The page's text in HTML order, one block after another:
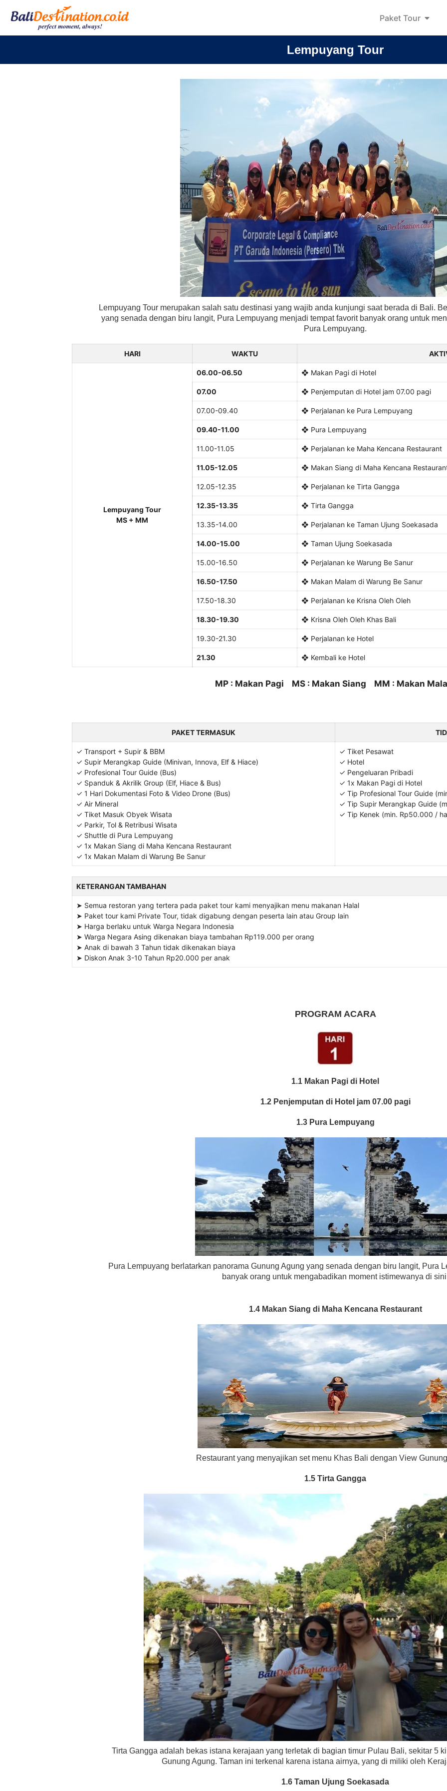
Paket Tour
Lempuyang Tour
Lempuyang Tour merupakan salah satu destinasi yang wajib anda kunjungi saat berada di Bali.
yang senada dengan biru langit, Pura Lempuyang menjadi tempat favorit banyak orang untuk
Pura Lempuyang.
HARI WAKTU
Lempuyang Tour
MS + MM
06.00-06.50 ❖ Makan Pagi di Hotel
07.00 ❖ Penjemputan di Hotel jam 07.00 pagi
07.00-09.40 ❖ Perjalanan ke Pura Lempuyang
09.40-11.00 ❖ Pura Lempuyang
11.00-11.05 ❖ Perjalanan ke Maha Kencana Restaurant
11.05-12.05 ❖ Makan Siang di Maha Kencana
12.05-12.35 ❖ Perjalanan ke Tirta Gangga
12.35-13.35 ❖ Tirta Gangga
13.35-14.00 ❖ Perjalanan ke Taman Ujung Soekasada
14.00-15.00 ❖ Taman Ujung Soekasada
15.00-16.50 ❖ Perjalanan ke Warung Be Sanur
16.50-17.50 ❖ Makan Malam di Warung Be Sanur
17.50-18.30 ❖ Perjalanan ke Krisna Oleh Oleh
18.30-19.30 ❖ Krisna Oleh Oleh Khas Bali
19.30-21.30 ❖ Perjalanan ke Hotel
21.30 ❖ Kembali ke Hotel
MP : Makan Pagi MS : Makan Siang MM : Makan
PAKET TERMASUK
✓ Transport + Supir & BBM
✓ Supir Merangkap Guide (Minivan, Innova, Elf & Hiace)
✓ Profesional Tour Guide (Bus)
✓ Spanduk & Akrilik Group (Elf, Hiace & Bus)
✓ 1 Hari Dokumentasi Foto & Video Drone (Bus)
✓ Air Mineral
✓ Tiket Masuk Obyek Wisata
✓ Parkir, Tol & Retribusi Wisata
✓ Shuttle di Pura Lempuyang
✓ 1x Makan Siang di Maha Kencana Restaurant
✓ 1x Makan Malam di Warung Be Sanur
✓ Tiket Pesawat
✓ Hotel
✓ Pengeluaran Pribadi
✓ 1x Makan Pagi di Hotel
✓ Tip Profesional Tour Guide
✓ Tip Supir Merangkap Guide
✓ Tip Kenek (min. Rp50.000 /
KETERANGAN TAMBAHAN
➤ Semua restoran yang tertera pada paket tour kami menyajikan menu makanan Halal
➤ Paket tour kami Private Tour, tidak digabung dengan peserta lain atau Group lain
➤ Harga berlaku untuk Warga Negara Indonesia
➤ Warga Negara Asing dikenakan biaya tambahan Rp119.000 per orang
➤ Anak di bawah 3 Tahun tidak dikenakan biaya
➤ Diskon Anak 3-10 Tahun Rp20.000 per anak
PROGRAM ACARA
1.1 Makan Pagi di Hotel
1.2 Penjemputan di Hotel jam 07.00 pagi
1.3 Pura Lempuyang
Pura Lempuyang berlatarkan panorama Gunung Agung yang senada dengan biru langit, Pura
banyak orang untuk mengabadikan moment istimewanya di
1.4 Makan Siang di Maha Kencana Restaurant
Restaurant yang menyajikan set menu Khas Bali dengan View
1.5 Tirta Gangga
Tirta Gangga adalah bekas istana kerajaan yang terletak di bagian timur Pulau Bali, sekitar 5
Gunung Agung. Taman ini terkenal karena istana airnya, yang di miliki oleh
1.6 Taman Ujung Soekasada